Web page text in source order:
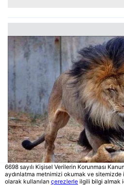
6698 sayılı Kişisel Verilerin Korunması
aydınlatma metnimizi okumak ve
olarak kullanılan çerezlerle ilgili bilgi almak